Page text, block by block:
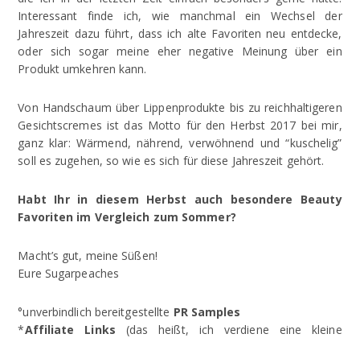
Interessant finde ich, wie manchmal ein Wechsel der
Jahreszeit dazu führt, dass ich alte Favoriten neu entdecke,
oder sich sogar meine eher negative Meinung über ein
Produkt umkehren kann.
Von Handschaum über Lippenprodukte bis zu reichhaltigeren
Gesichtscremes ist das Motto für den Herbst 2017 bei mir,
ganz klar: Wärmend, nährend, verwöhnend und “kuschelig”
soll es zugehen, so wie es sich für diese Jahreszeit gehört.
Habt Ihr in diesem Herbst auch besondere Beauty
Favoriten im Vergleich zum Sommer?
Macht’s gut, meine Süßen!
Eure Sugarpeaches
°unverbindlich bereitgestellte PR Samples
*Affiliate Links (das heißt, ich verdiene eine kleine